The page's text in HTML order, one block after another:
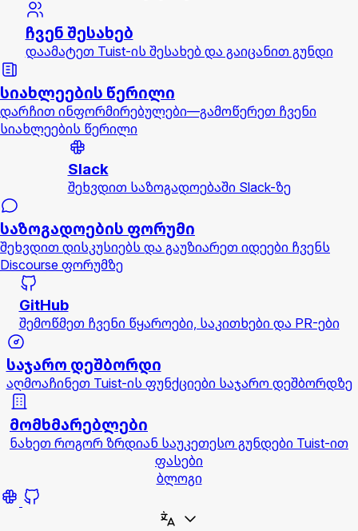
ჩვენ შესახებ
დაამატეთ Tuist-ის შესახებ და გაიცანით გუნდი
სიახლეების წერილი
დარჩით ინფორმირებულები—გამოწერეთ ჩვენი
სიახლეების წერილი
Slack
შეხვდით საზოგადოებაში Slack-ზე
საზოგადოების ფორუმი
შეხვდით დისკუსიებს და გაუზიარეთ იდეები ჩვენს
Discourse ფორუმზე
GitHub
შემოწმეთ ჩვენი წყაროები, საკითხები და PR-ები
საჯარო დეშბორდი
აღმოაჩინეთ Tuist-ის ფუნქციები საჯარო დეშბორდზე
მომხმარებლები
ნახეთ როგორ ზრდიან საუკეთესო გუნდები Tuist-ით
ფასები
ბლოგი